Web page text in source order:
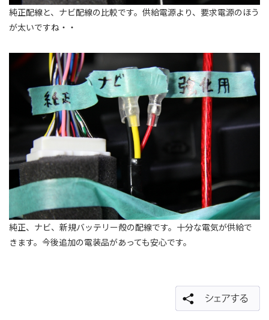
純正配線と、ナビ配線の比較です。供給電源より、要求電源のほう
が太いですね・・
純正、ナビ、新規バッテリー殻の配線です。十分な電気が供給で
きます。今後追加の電装品があっても安心です。